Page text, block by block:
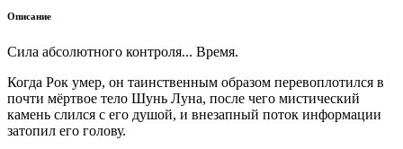
Описание
Сила абсолютного контроля... Время.
Когда Рок умер, он таинственным образом перевоплотился в
почти мёртвое тело Шунь Луна, после чего мистический
камень слился с его душой, и внезапный поток информации
затопил его голову.